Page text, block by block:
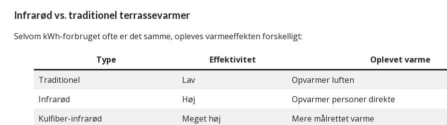
Infrarød vs. traditionel terrassevarmer
Selvom kWh-forbruget ofte er det samme, opleves varmeeffekten forskelligt:
Type Effektivitet
Oplevet varme
Traditionel
Lav
Opvarmer luften
Infrarød
Høj
Opvarmer personer direkte
Kulfiber-infrarød
Meget høj Mere målrettet varme